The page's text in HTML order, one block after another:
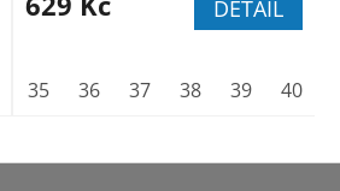
48
45 46 47 48
DETAIL
35 36 37 38 39 40